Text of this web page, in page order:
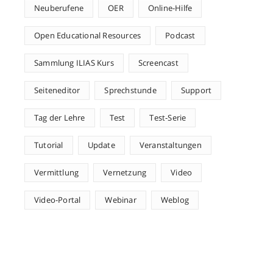
Neuberufene OER Online-Hilfe
Open Educational Resources Podcast
Sammlung ILIAS Kurs Screencast
Seiteneditor Sprechstunde Support
Tag der Lehre Test Test-Serie
Tutorial Update Veranstaltungen
Vermittlung Vernetzung Video
Video-Portal Webinar Weblog